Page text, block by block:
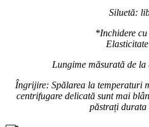
Siluetă:
*Inchidere
Lungime măsurată de
Îngrijire: Spălarea la temperaturi
centrifugare delicată sunt mai
păstrați durata